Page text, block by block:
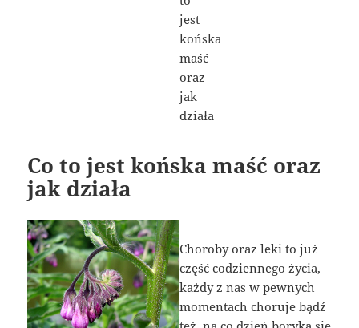
Co to jest końska maść oraz
jak działa
Choroby oraz leki to już
część codziennego życia,
każdy z nas w pewnych
momentach choruje bądź